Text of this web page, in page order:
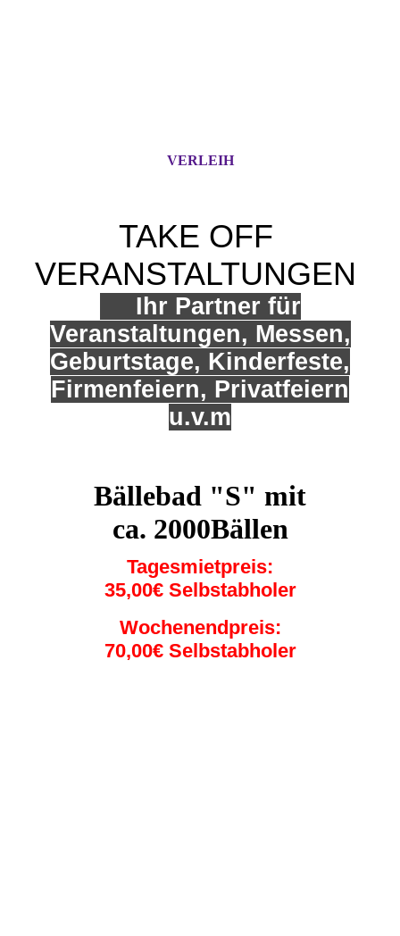
VERLEIH
TAKE OFF
VERANSTALTUNGEN
Ihr Partner für
Veranstaltungen, Messen,
Geburtstage, Kinderfeste,
Firmenfeiern, Privatfeiern
u.v.m
Bällebad "S" mit
ca. 2000Bällen
Tagesmietpreis:
35,00€ Selbstabholer
Wochenendpreis:
70,00€ Selbstabholer